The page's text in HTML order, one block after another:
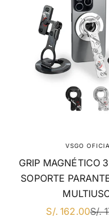
VSGO
GRIP MAGNÉTICO
SOPORTE
EN DSCTO
S/. 162.00S/.